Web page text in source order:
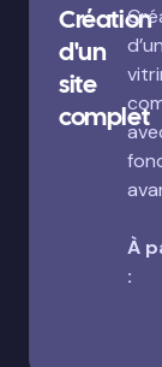
Création
d'un
site
complet
À
: